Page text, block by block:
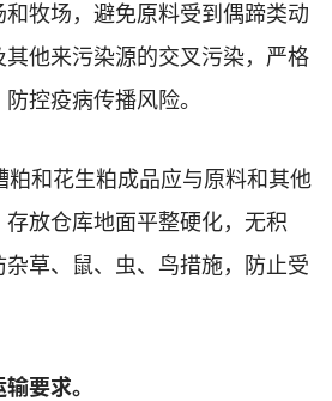
牧场，避免原料受到偶蹄类动
他来污染源的交叉污染，严格
控疫病传播风险。
粕和花生粕成品应与原料和其他
放仓库地面平整硬化，无积
草、鼠、虫、鸟措施，防止受
要求。